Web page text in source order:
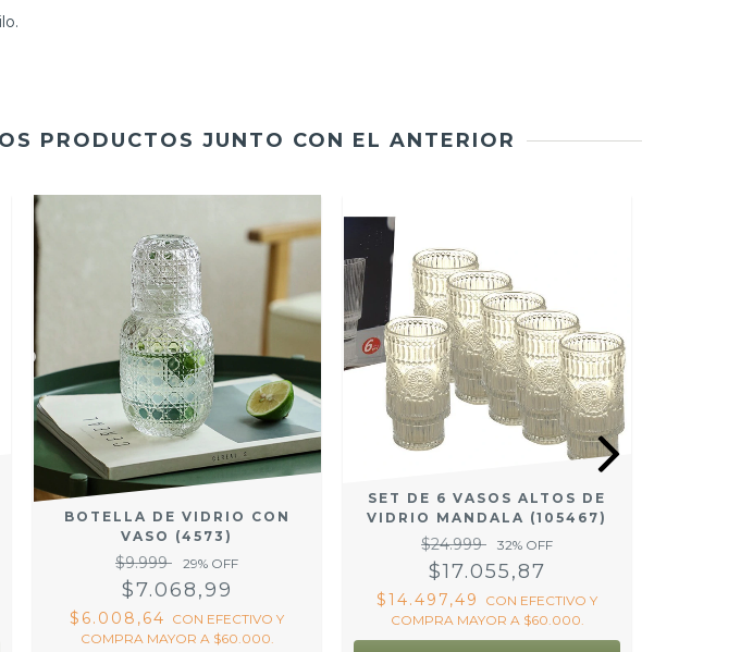
PRODUCTOS JUNTO CON EL ANTERIOR
BOTELLA DE VIDRIO CON
VASO (4573)
$9.999 29% OFF
$7.068,99
$6.008,64 CON EFECTIVO Y
COMPRA MAYOR A $60.000.
SET DE 6 VASOS ALTOS DE
VIDRIO MANDALA (105467)
$24.999 32% OFF
$17.055,87
$14.497,49 CON EFECTIVO Y
COMPRA MAYOR A $60.000.